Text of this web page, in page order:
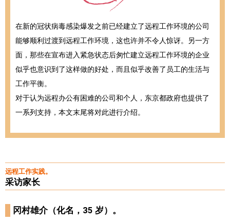
在新的冠状病毒感染爆发之前已经建立了远程工作环境的公司
能够顺利过渡到远程工作环境，这也许并不令人惊讶。另一方
面，那些在宣布进入紧急状态后匆忙建立远程工作环境的企业
似乎也意识到了这样做的好处，而且似乎改善了员工的生活与
工作平衡。
对于认为远程办公有困难的公司和个人，东京都政府也提供了
一系列支持，本文末尾将对此进行介绍。
远程工作实践。
采访家长
冈村雄介（化名，35 岁）。